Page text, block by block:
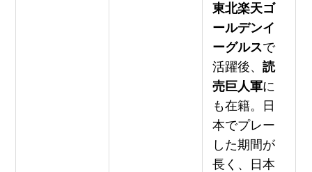
東北楽天ゴ
ールデンイ
ーグルスで
活躍後、 読
売巨人軍に
も在籍。日
本でプレー
した期間が
長く、日本